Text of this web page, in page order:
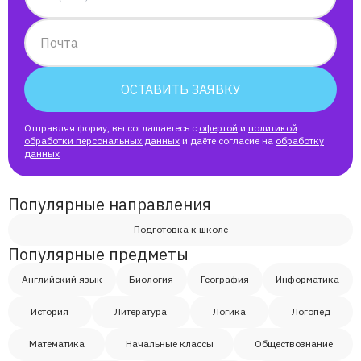
Ирина
Егор
Андрей
Юлия
Адьян
Марк
Айлана
Почта
ОСТАВИТЬ ЗАЯВКУ
Отправляя форму, вы соглашаетесь с офертой и политикой
обработки персональных данных и даёте согласие на обработку
данных
Популярные направления
Подготовка к школе
Популярные предметы
Английский язык Биология География Информатика
История Литература Логика Логопед
Математика Начальные классы Обществознание